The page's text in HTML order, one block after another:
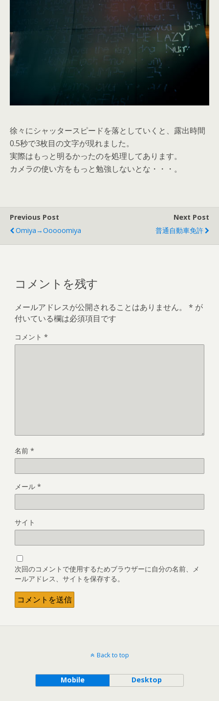
徐々にシャッタースピードを落としていくと、露出時間
0.5秒で3枚目の文字が現れました。
実際はもっと明るかったのを処理してあります。
カメラの使い方をもっと勉強しないとな・・・。
Previous Post
Omiya→ooooomiya
Next Post
普通自動車免許
コメントを残す
メールアドレスが公開されることはありません。 * が
付いている欄は必須項目です
コメント *
名前 *
メール *
サイト
次回のコメントで使用するためブラウザーに自分の名前、メ
ールアドレス、サイトを保存する。
Back to top
Mobile Desktop